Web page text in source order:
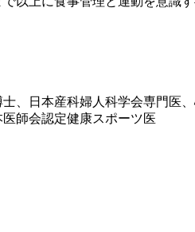
、日本産科婦人科学会専門医
師会認定健康スポーツ医